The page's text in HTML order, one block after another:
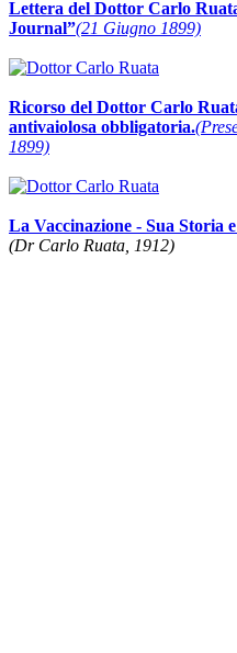
Lettera del Dottor Carlo
Journal”(21 Giugno 1899)
Ricorso del Dottor Carlo
antivaiolosa obbligatoria.
1899)
La Vaccinazione - Sua Storia
(Dr Carlo Ruata, 1912)